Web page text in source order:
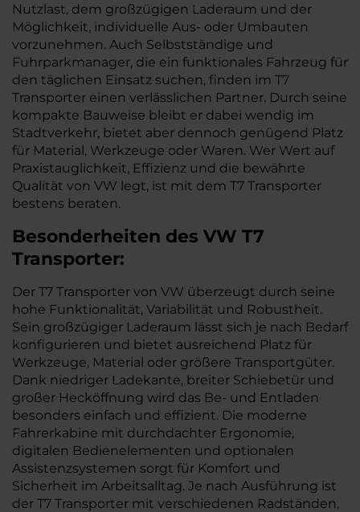
Nutzlast, dem großzügigen Laderaum und der
Möglichkeit, individuelle Aus- oder Umbauten
vorzunehmen. Auch Selbstständige und
Fuhrparkmanager, die ein funktionales Fahrzeug für
den täglichen Einsatz suchen, finden im T7
Transporter einen verlässlichen Partner. Durch seine
kompakte Bauweise bleibt er dabei wendig im
Stadtverkehr, bietet aber dennoch genügend Platz
für Material, Werkzeuge oder Waren. Wer Wert auf
Praxistauglichkeit, Effizienz und die bewährte
Qualität von VW legt, ist mit dem T7 Transporter
bestens beraten.
Besonderheiten des VW T7
Transporter:
Der T7 Transporter von VW überzeugt durch seine
hohe Funktionalität, Variabilität und Robustheit.
Sein großzügiger Laderaum lässt sich je nach Bedarf
konfigurieren und bietet ausreichend Platz für
Werkzeuge, Material oder größere Transportgüter.
Dank niedriger Ladekante, breiter Schiebetür und
großer Hecköffnung wird das Be- und Entladen
besonders einfach und effizient. Die moderne
Fahrerkabine mit durchdachter Ergonomie,
digitalen Bedienelementen und optionalen
Assistenzsystemen sorgt für Komfort und
Sicherheit im Arbeitsalltag. Je nach Ausführung ist
der T7 Transporter mit verschiedenen Radständen,